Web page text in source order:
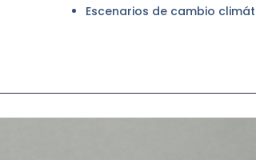
Escenarios de cambio